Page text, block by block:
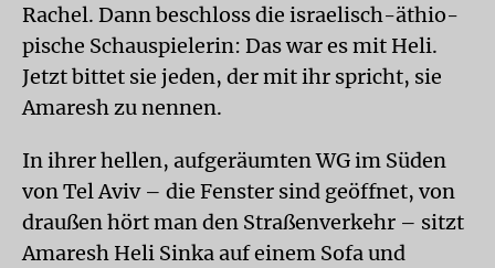
Rachel. Dann beschloss die israelisch-äthio­
pische Schauspielerin: Das war es mit Heli.
Jetzt bittet sie jeden, der mit ihr spricht, sie
Amaresh zu nennen.
In ihrer hellen, aufgeräumten WG im Süden
von Tel Aviv – die Fenster sind geöffnet, von
draußen hört man den Straßenverkehr – sitzt
Amaresh Heli Sinka auf einem Sofa und